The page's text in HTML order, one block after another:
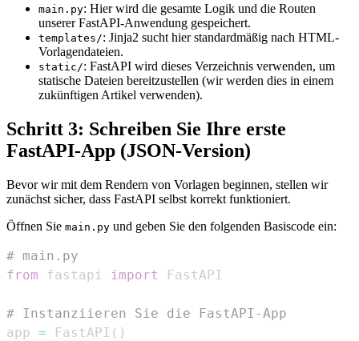
main.py: Hier wird die gesamte Logik und die Routen
unserer FastAPI-Anwendung gespeichert.
templates/: Jinja2 sucht hier standardmäßig nach HTML-
Vorlagendateien.
static/: FastAPI wird dieses Verzeichnis verwenden, um
statische Dateien bereitzustellen (wir werden dies in einem
zukünftigen Artikel verwenden).
Schritt 3: Schreiben Sie Ihre erste
FastAPI-App (JSON-Version)
Bevor wir mit dem Rendern von Vorlagen beginnen, stellen wir
zunächst sicher, dass FastAPI selbst korrekt funktioniert.
Öffnen Sie main.py und geben Sie den folgenden Basiscode ein:
# main.py
from fastapi import
# Instanziieren Sie die FastAPI-App
app = FastAPI ( )